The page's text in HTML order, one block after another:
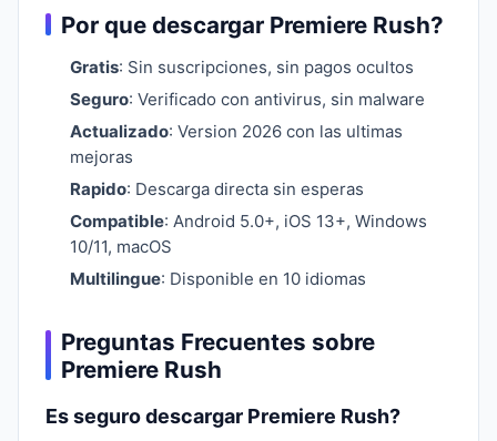
Por que descargar Premiere Rush?
Gratis: Sin suscripciones, sin pagos ocultos
Seguro: Verificado con antivirus, sin malware
Actualizado: Version 2026 con las ultimas
mejoras
Rapido: Descarga directa sin esperas
Compatible: Android 5.0+, iOS 13+, Windows
10/11, macOS
Multilingue: Disponible en 10 idiomas
Preguntas Frecuentes sobre
Premiere Rush
Es seguro descargar Premiere Rush?